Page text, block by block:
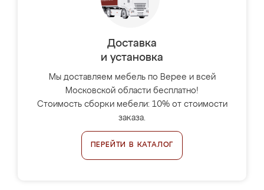
Доставка
и установка
Мы доставляем мебель по Верее и всей
Московской области бесплатно!
Стоимость сборки мебели: 10% от стоимости
заказа.
ПЕРЕЙТИ В КАТАЛОГ